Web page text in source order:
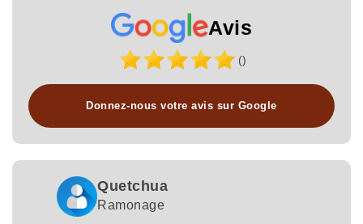
Avis
()
Donnez-nous votre avis sur Google
Quetchua
Ramonage